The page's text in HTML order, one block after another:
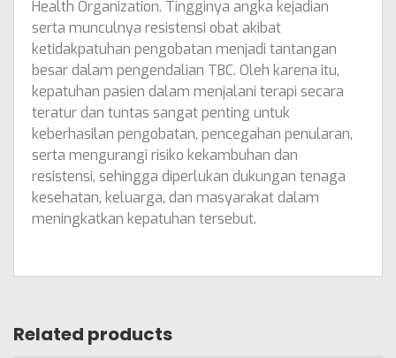
Health Organization. Tingginya angka kejadian
serta munculnya resistensi obat akibat
ketidakpatuhan pengobatan menjadi tantangan
besar dalam pengendalian TBC. Oleh karena itu,
kepatuhan pasien dalam menjalani terapi secara
teratur dan tuntas sangat penting untuk
keberhasilan pengobatan, pencegahan penularan,
serta mengurangi risiko kekambuhan dan
resistensi, sehingga diperlukan dukungan tenaga
kesehatan, keluarga, dan masyarakat dalam
meningkatkan kepatuhan tersebut.
Related products